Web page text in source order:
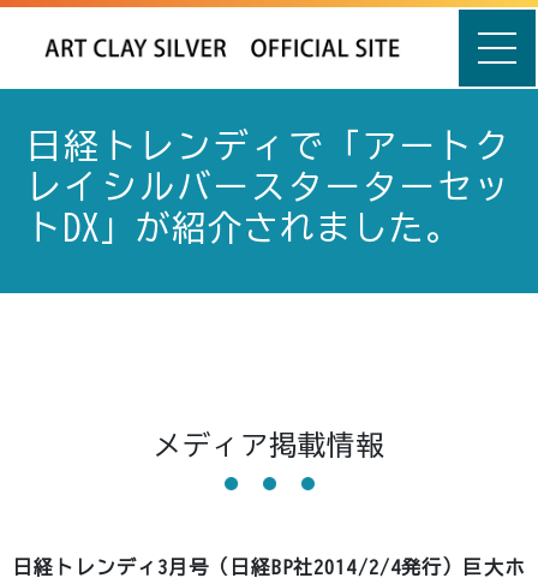
日経トレンディで「アートク
レイシルバースターターセッ
トDX」が紹介されました。
メディア掲載情報
日経トレンディ3月号（日経BP社2014/2/4発行）巨大ホ